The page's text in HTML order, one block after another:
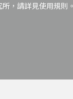
，請詳見使用規則